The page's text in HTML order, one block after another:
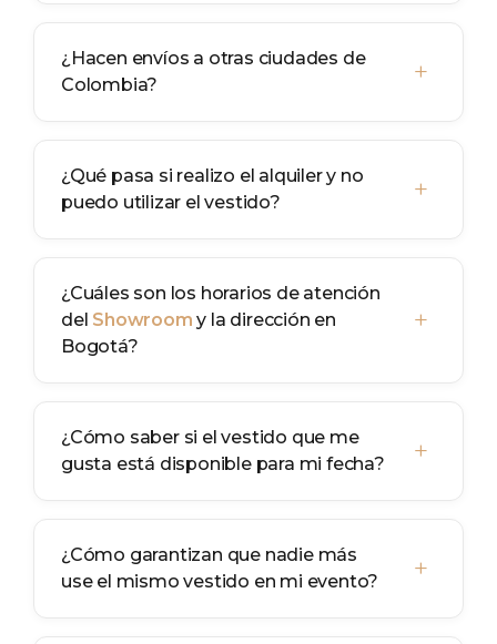
¿Hacen envíos a otras ciudades de
Colombia?
+
¿Qué pasa si realizo el alquiler y no
puedo utilizar el vestido?
+
¿Cuáles son los horarios de atención
del Showroom y la dirección en
Bogotá?
+
¿Cómo saber si el vestido que me
gusta está disponible para mi fecha?
+
¿Cómo garantizan que nadie más
use el mismo vestido en mi evento?
+